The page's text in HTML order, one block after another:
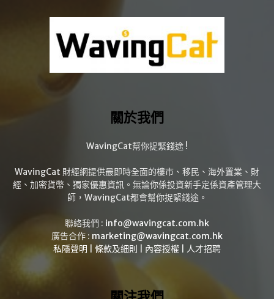
關於我們
WavingCat幫你捉緊錢途 !
WavingCat 財經網提供最即時全面的樓市、移民、海外置業、財
經、加密貨幣、獨家優惠資訊。無論你係投資新手定係資產管理大
師，WavingCat都會幫你捉緊錢途。
聯絡我們 : info@wavingcat.com.hk
廣告合作 : marketing@wavingcat.com.hk
私隱聲明
條款及細則 內容授權 人才招聘